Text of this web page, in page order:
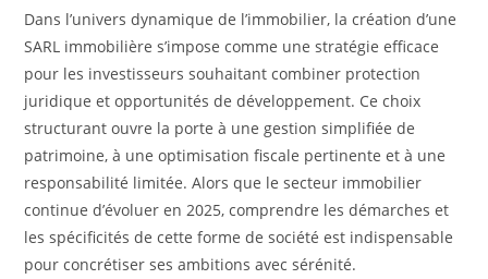
Dans l’univers dynamique de l’immobilier, la création d’une
SARL immobilière s’impose comme une stratégie efficace
pour les investisseurs souhaitant combiner protection
juridique et opportunités de développement. Ce choix
structurant ouvre la porte à une gestion simplifiée de
patrimoine, à une optimisation fiscale pertinente et à une
responsabilité limitée. Alors que le secteur immobilier
continue d’évoluer en 2025, comprendre les démarches et
les spécificités de cette forme de société est indispensable
pour concrétiser ses ambitions avec sérénité.